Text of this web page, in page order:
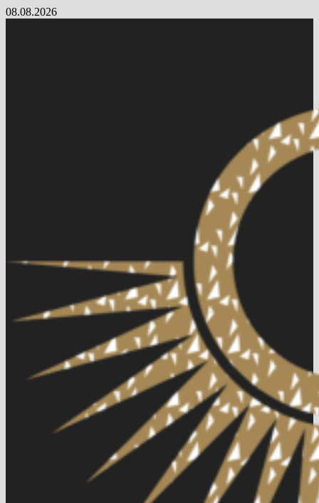
Skip
08.08.2026